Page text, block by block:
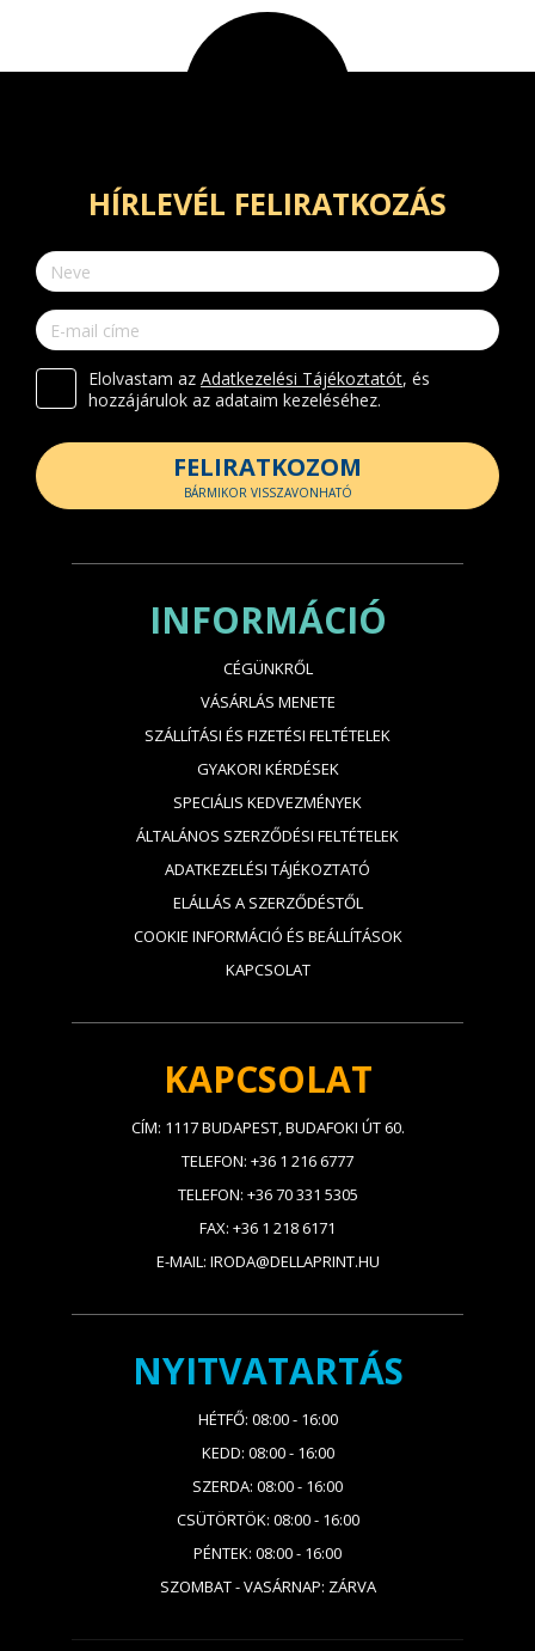
HÍRLEVÉL FELIRATKOZÁS
Elolvastam az Adatkezelési Tájékoztatót, és
hozzájárulok az adataim kezeléséhez.
FELIRATKOZOM
BÁRMIKOR VISSZAVONHATÓ
INFORMÁCIÓ
CÉGÜNKRŐL
VÁSÁRLÁS MENETE
SZÁLLÍTÁSI ÉS FIZETÉSI FELTÉTELEK
GYAKORI KÉRDÉSEK
SPECIÁLIS KEDVEZMÉNYEK
ÁLTALÁNOS SZERZŐDÉSI FELTÉTELEK
ADATKEZELÉSI TÁJÉKOZTATÓ
ELÁLLÁS A SZERZŐDÉSTŐL
COOKIE INFORMÁCIÓ ÉS BEÁLLÍTÁSOK
KAPCSOLAT
KAPCSOLAT
CÍM: 1117 BUDAPEST, BUDAFOKI ÚT 60.
TELEFON: +36 1 216 6777
TELEFON: +36 70 331 5305
FAX: +36 1 218 6171
E-MAIL: IRODA@DELLAPRINT.HU
NYITVATARTÁS
HÉTFŐ: 08:00 - 16:00
KEDD: 08:00 - 16:00
SZERDA: 08:00 - 16:00
CSÜTÖRTÖK: 08:00 - 16:00
PÉNTEK: 08:00 - 16:00
SZOMBAT - VASÁRNAP: ZÁRVA